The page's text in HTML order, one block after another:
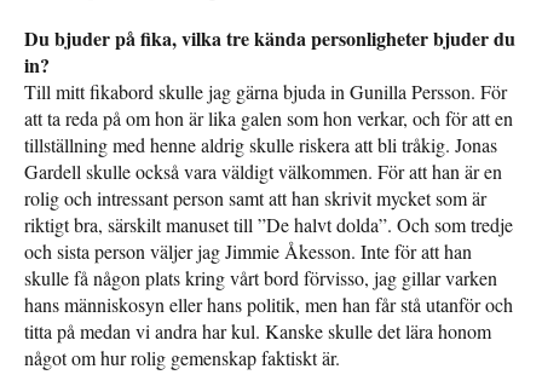
Du bjuder på fika, vilka tre kända personligheter bjuder du
in?
Till mitt fikabord skulle jag gärna bjuda in Gunilla Persson. För
att ta reda på om hon är lika galen som hon verkar, och för att en
tillställning med henne aldrig skulle riskera att bli tråkig. Jonas
Gardell skulle också vara väldigt välkommen. För att han är en
rolig och intressant person samt att han skrivit mycket som är
riktigt bra, särskilt manuset till ”De halvt dolda”. Och som tredje
och sista person väljer jag Jimmie Åkesson. Inte för att han
skulle få någon plats kring vårt bord förvisso, jag gillar varken
hans människosyn eller hans politik, men han får stå utanför och
titta på medan vi andra har kul. Kanske skulle det lära honom
något om hur rolig gemenskap faktiskt är.